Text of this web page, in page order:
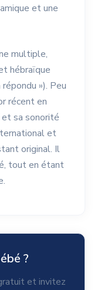
et une
multiple,
hébraïque
»). Peu
récent en
et sa sonorité
et
original. Il
tout en étant
?
et invitez